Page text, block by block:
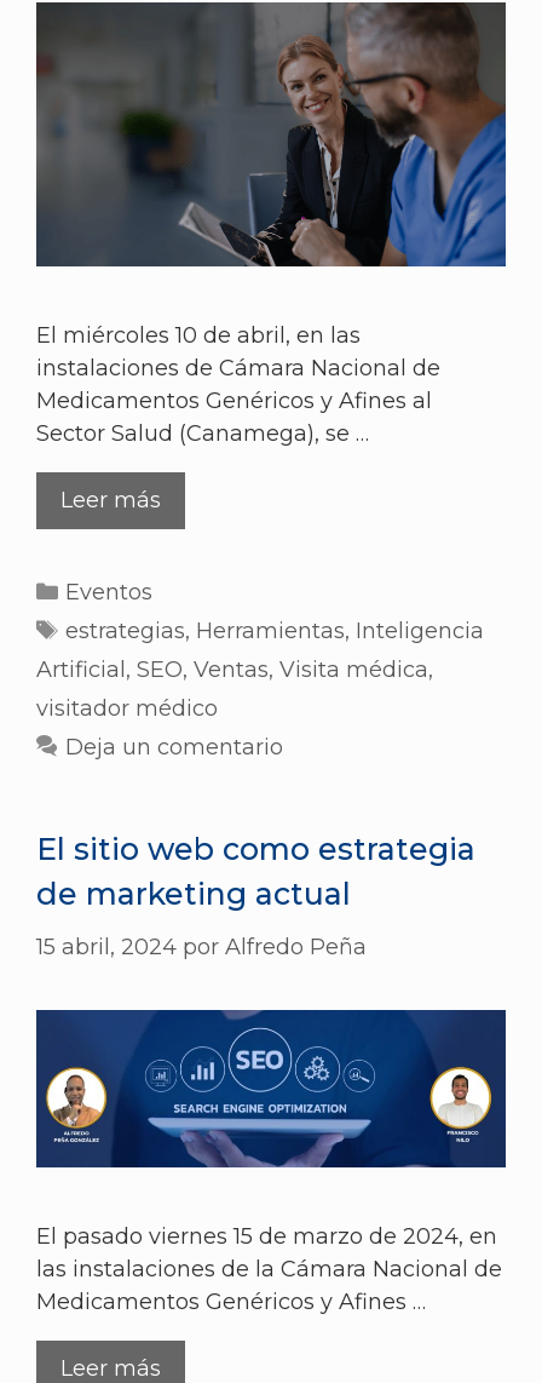
El miércoles 10 de abril, en las
instalaciones de Cámara Nacional de
Medicamentos Genéricos y Afines al
Sector Salud (Canamega), se …
Leer más
Eventos
estrategias, Herramientas, Inteligencia
Artificial , SEO, Ventas, Visita médica,
visitador médico
Deja un comentario
El sitio web como estrategia
de marketing actual
15 abril, 2024 por Alfredo Peña
El pasado viernes 15 de marzo de 2024, en
las instalaciones de la Cámara Nacional de
Medicamentos Genéricos y Afines …
Leer más